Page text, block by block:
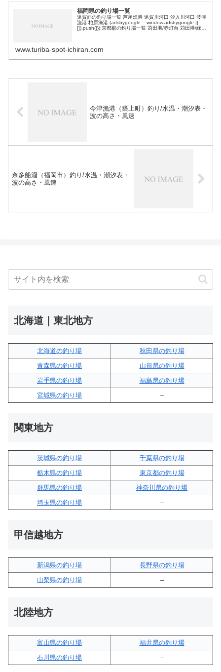
福岡県の釣り場一覧
遠賀郡の釣り場一覧 芦屋漁港 遠賀川河口 汐入川河口 波津
漁港 柏原漁港 (adsbygoogle = window.adsbygoogle ||
[]).push({});京都郡の釣り場一覧 苅田港/赤灯台 苅田港/緑地
www.turiba-spot-ichiran.com
今津漁港（築上町）釣り/水温・潮汐表・
波の高さ・風速
奈多船溜（福岡市）釣り/水温・潮汐表・
波の高さ・風速
北海道｜東北地方
北海道の釣り場
秋田県の釣り場
青森県の釣り場
山形県の釣り場
岩手県の釣り場
福島県の釣り場
宮城県の釣り場
–
関東地方
茨城県の釣り場
千葉県の釣り場
栃木県の釣り場
東京都の釣り場
群馬県の釣り場
神奈川県の釣り場
埼玉県の釣り場
–
甲信越地方
新潟県の釣り場
長野県の釣り場
山梨県の釣り場
–
北陸地方
富山県の釣り場
福井県の釣り場
石川県の釣り場
–